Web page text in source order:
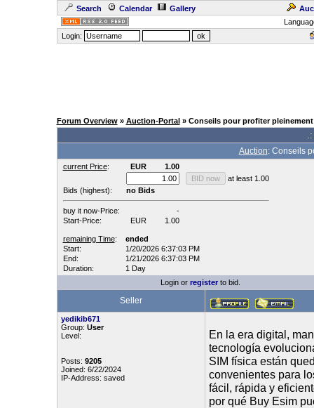
Search Calendar Gallery
Login:
Forum Overview» Auction-Portal» Conseils pour profiter pleinement
Auction: Conseils
current Price: EUR
1.00
at least 1.00
Bids (highest):
no Bids
buy it now-Price:
-
Start-Price:
EUR 1.00
remaining Time:
ended
Start:
1/20/2026 6:37:03 PM
End:
1/21/2026 6:37:03 PM
Duration:
1 Day
Login or registerto bid.
Seller
yedikib671
Group: User
Level:
Posts: 9205
Joined: 6/22/2024
IP-Address: saved
En la era digital,
tecnología
SIM física están
convenientes para
fácil, rápida y
por qué Buy Esim